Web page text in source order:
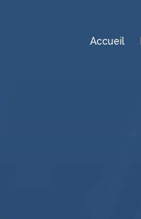
Accueil